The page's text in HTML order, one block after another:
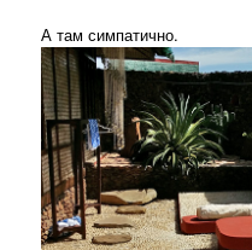
А там симпатично.